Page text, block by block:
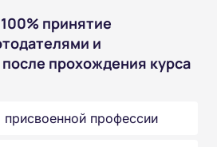
принятие
и
прохождения курса
присвоенной профессии